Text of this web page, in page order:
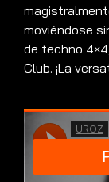
moviéndose
de techno
Club. ¡La